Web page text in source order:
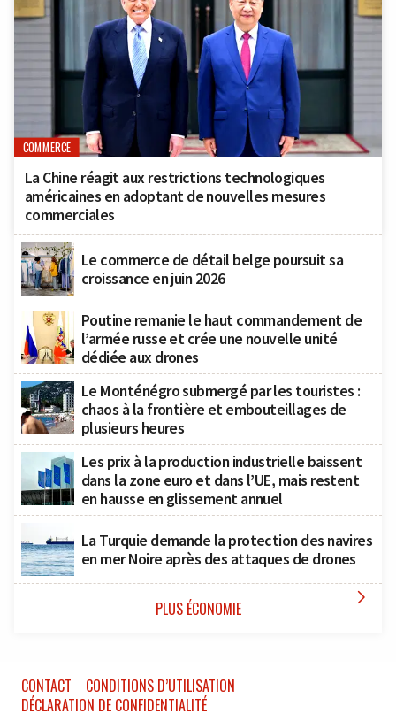
COMMERCE
La Chine réagit aux restrictions technologiques
américaines en adoptant de nouvelles mesures
commerciales
Le commerce de détail belge poursuit sa
croissance en juin 2026
Poutine remanie le haut commandement de
l’armée russe et crée une nouvelle unité
dédiée aux drones
Le Monténégro submergé par les touristes :
chaos à la frontière et embouteillages de
plusieurs heures
Les prix à la production industrielle baissent
dans la zone euro et dans l’UE, mais restent
en hausse en glissement annuel
La Turquie demande la protection des navires
en mer Noire après des attaques de drones
PLUS ÉCONOMIE 
CONTACT
CONDITIONS D’UTILISATION
DÉCLARATION DE CONFIDENTIALITÉ